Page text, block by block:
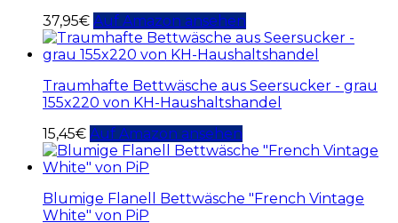
37,95€ Auf Amazon ansehen
Traumhafte Bettwäsche aus Seersucker - grau
155x220 von KH-Haushaltshandel
15,45€ Auf Amazon ansehen
Blumige Flanell Bettwäsche "French Vintage
White" von PiP